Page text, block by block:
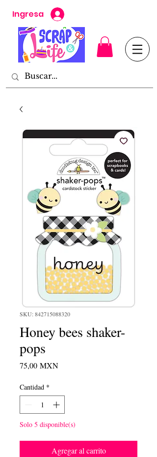
Ingresa
SKU: 842715088320
Honey bees shaker-
pops
75,00 MXNPrecio
Cantidad *
Solo 5 disponible(s)
Agregar al carrito